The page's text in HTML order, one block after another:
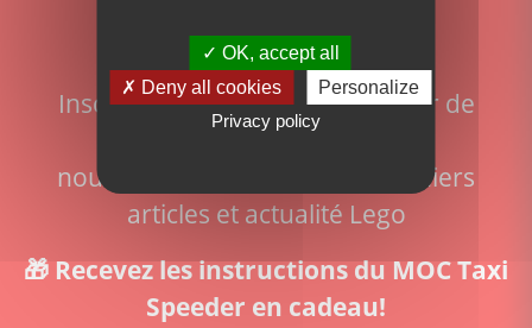
newsletter!
Inscrivez-vous pour ne rien rater de
l'actualité du site:
nouveaux sets disponibles, derniers
articles et actualité Lego
🎁 Recevez les instructions du MOC Taxi
Speeder en cadeau!
OK, accept all
Deny all cookies
Personalize
Privacy policy